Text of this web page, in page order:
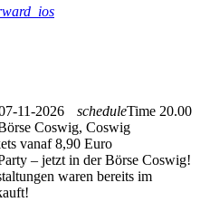
11-2026 scheduleTime 20.00
Coswig, Coswig
vanaf 8,90 Euro
– jetzt in der Börse Coswig!
waren bereits im